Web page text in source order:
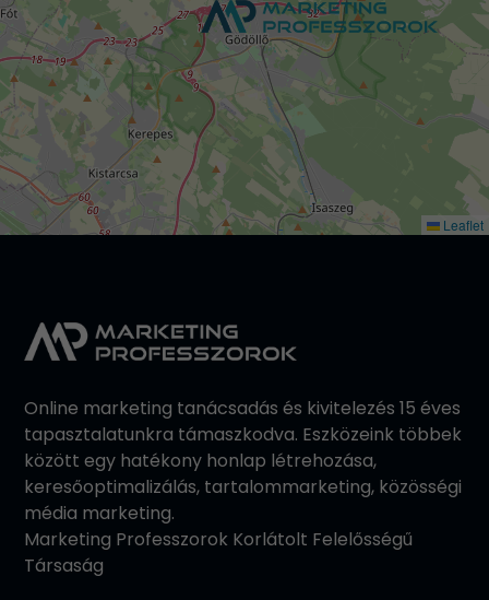
Leaflet
Online marketing tanácsadás és kivitelezés 15 éves
tapasztalatunkra támaszkodva. Eszközeink többek
között egy hatékony honlap létrehozása,
keresőoptimalizálás, tartalommarketing, közösségi
média marketing.
Marketing Professzorok Korlátolt Felelősségű
Társaság